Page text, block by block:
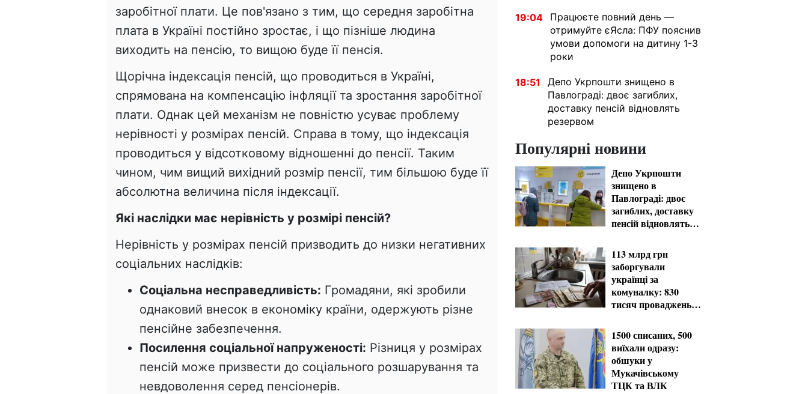
заробітної плати. Це пов'язано з тим, що середня заробітна
плата в Україні постійно зростає, і що пізніше людина
виходить на пенсію, то вищою буде її пенсія.
Щорічна індексація пенсій, що проводиться в Україні,
спрямована на компенсацію інфляції та зростання заробітної
плати. Однак цей механізм не повністю усуває проблему
нерівності у розмірах пенсій. Справа в тому, що індексація
проводиться у відсотковому відношенні до пенсії. Таким
чином, чим вищий вихідний розмір пенсії, тим більшою буде її
абсолютна величина після індексації.
Які наслідки має нерівність у розмірі пенсій?
Нерівність у розмірах пенсій призводить до низки негативних
соціальних наслідків:
Соціальна несправедливість: Громадяни, які зробили
однаковий внесок в економіку країни, одержують різне
пенсійне забезпечення.
Посилення соціальної напруженості: Різниця у розмірах
пенсій може призвести до соціального розшарування та
невдоволення серед пенсіонерів.
19:04
Працюєте повний день —
отримуйте єЯсла: ПФУ пояснив
умови допомоги на дитину 1-3
роки
18:51
Депо Укрпошти знищено в
Павлограді: двоє загиблих,
доставку пенсій відновлять
резервом
Популярні новини
Депо Укрпошти
знищено в
Павлограді: двоє
загиблих, доставку
пенсій відновлять
113 млрд грн
заборгували
українці за
комуналку: 830
тисяч проваджень у
1500 списаних, 500
виїхали одразу:
обшуки у
Мукачівському
ТЦК та ВЛК